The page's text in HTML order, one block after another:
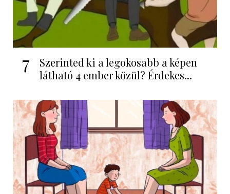
7
Szerinted ki a legokosabb a képen
látható 4 ember közül? Érdekes...